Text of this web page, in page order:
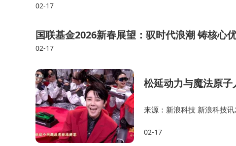
周内推出macOS Tahoe 26.4和iPadOS 26.4公开测…
02-17
国联基金2026新春展望：驭时代浪潮 铸核心
02-17
松延动力与魔法原
来源：新浪科技 新浪科技
现场，其人形机器人产品围…
02-17